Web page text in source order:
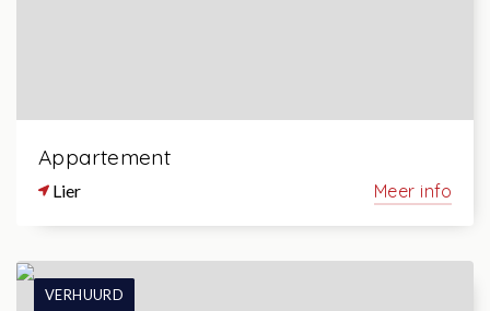
Appartement
Lier Meer info
VERHUURD